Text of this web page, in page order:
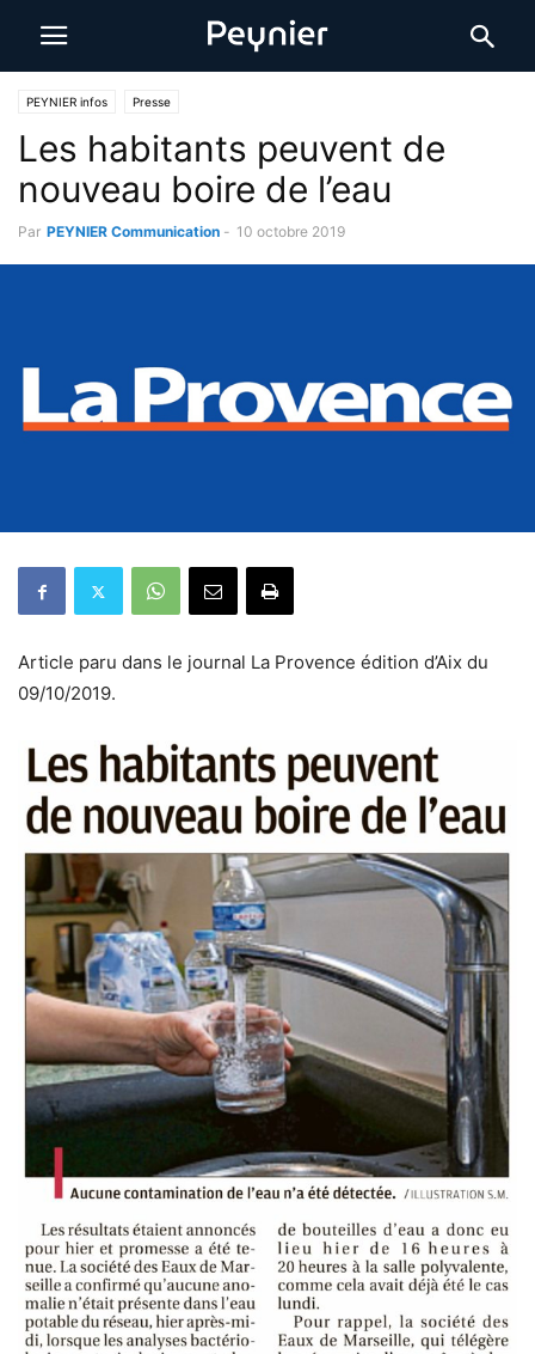
PEYNIER infos Presse
Les habitants peuvent de
nouveau boire de l’eau
Par PEYNIER Communication - 10 octobre 2019
Article paru dans le journal La Provence édition d’Aix du
09/10/2019.